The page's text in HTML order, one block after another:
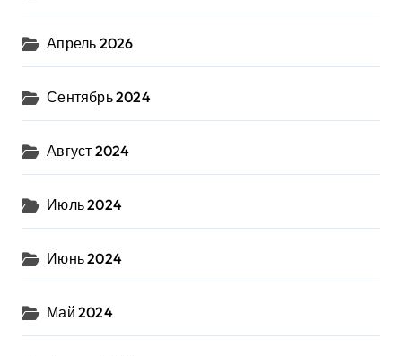
Апрель 2026
Сентябрь 2024
Август 2024
Июль 2024
Июнь 2024
Май 2024